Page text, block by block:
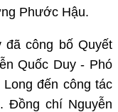
Phước Hậu.
công bố Quyết
Quốc Duy - Phó
đến công tác
Đồng chí Nguyễn